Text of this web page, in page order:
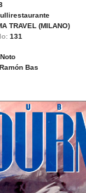
TRAVEL (MILANO)
131
Bas